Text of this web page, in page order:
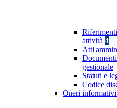
attività 4
Atti
gestionale
Statuti e
Codice
Oneri informativi